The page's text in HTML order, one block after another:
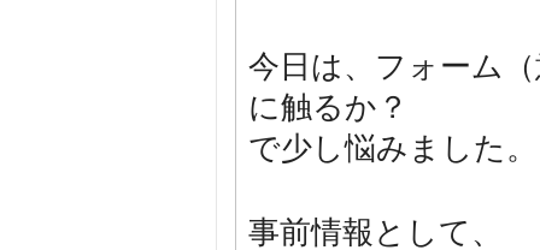
今日は、フォーム
に触るか？
で少し悩みました。
事前情報として、